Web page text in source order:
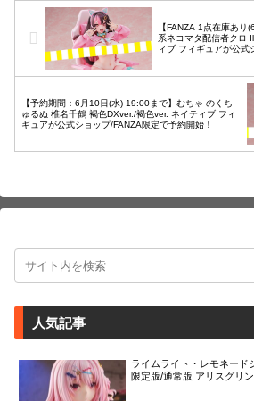
【FANZA 1点在庫あ
系ネコマタ配信者クロ
ィブ フィギュアが公式
【予約期間：6月10日(水) 19:00まで】むちゃ のくち
ゅるぬ 椎名千鶴 褐色DXver./褐色ver. ネイティブ フィ
ギュアが公式ショップ/FANZA限定で予約開始！
人気記事
ライムライト・レモネード
限定版/通常版 アリスグリ